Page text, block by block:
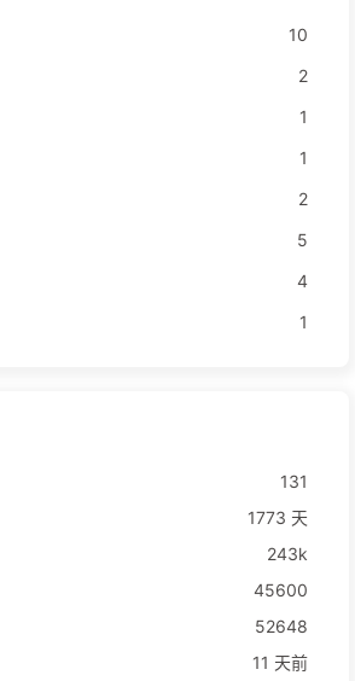
10
2
1
1
2
5
4
1
131
1773 天
243k
45600
52648
11 天前